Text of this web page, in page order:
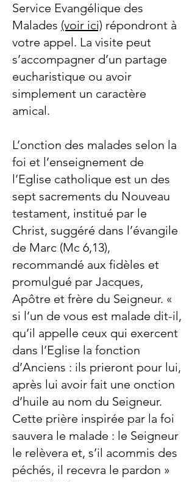
Service Evangélique des
Malades (voir ici) répondront à
votre appel. La visite peut
s’accompagner d’un partage
eucharistique ou avoir
simplement un caractère
amical.
L’onction des malades selon la
foi et l’enseignement de
l’Eglise catholique est un des
sept sacrements du Nouveau
testament, institué par le
Christ, suggéré dans l’évangile
de Marc (Mc 6,13),
recommandé aux fidèles et
promulgué par Jacques,
Apôtre et frère du Seigneur. «
si l’un de vous est malade dit-il,
qu’il appelle ceux qui exercent
dans l’Eglise la fonction
d’Anciens : ils prieront pour lui,
après lui avoir fait une onction
d’huile au nom du Seigneur.
Cette prière inspirée par la foi
sauvera le malade : le Seigneur
le relèvera et, s’il acommis des
péchés, il recevra le pardon »